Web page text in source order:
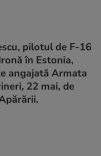
pilotul de F-16
în Estonia,
angajată Armata
22 mai, de